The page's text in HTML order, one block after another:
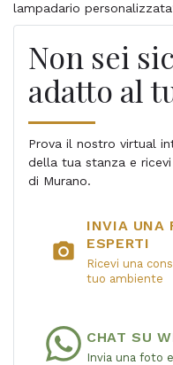
lampadario
Non sei
adatto al
Prova il nostro virtual
della tua stanza e
di Murano.
photo_camera
INVIA UNA
ESPERTI
Ricevi una
tuo ambiente
CHAT SU
Invia una foto